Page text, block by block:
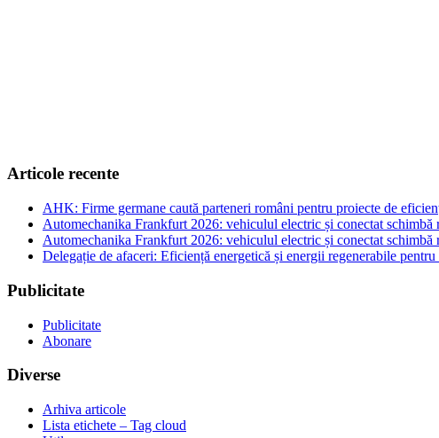
Articole recente
AHK: Firme germane caută parteneri români pentru proiecte de
Automechanika Frankfurt 2026: vehiculul electric și conectat schimbă
Automechanika Frankfurt 2026: vehiculul electric și conectat schimbă
Delegație de afaceri: Eficiență energetică și energii regenerabile
Publicitate
Publicitate
Abonare
Diverse
Arhiva articole
Lista etichete – Tag cloud